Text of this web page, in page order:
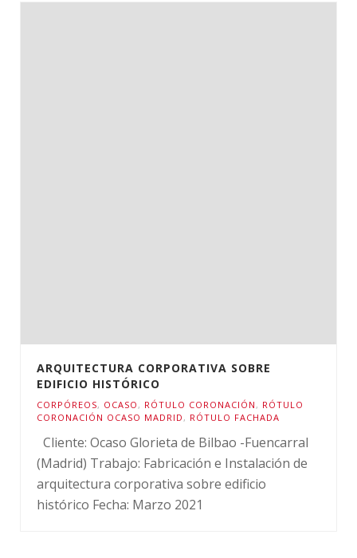
ARQUITECTURA CORPORATIVA SOBRE
EDIFICIO HISTÓRICO
CORPÓREOS, OCASO , RÓTULO CORONACIÓN , RÓTULO
CORONACIÓN OCASO MADRID , RÓTULO FACHADA
Cliente: Ocaso Glorieta de Bilbao -Fuencarral
(Madrid) Trabajo: Fabricación e Instalación de
arquitectura corporativa sobre edificio
histórico Fecha: Marzo 2021